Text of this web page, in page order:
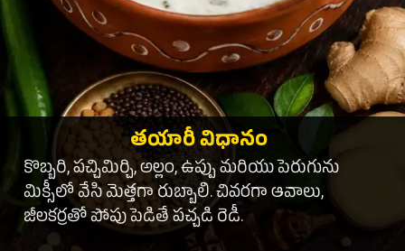
కొబ్బరి, పచ్చిమిర్చి, అల్లం, ఉప్పు మరియు పెరుగును
మిక్సీలో వేసి మెత్తగా రుబ్బాలి. చివరగా ఆవాలు,
జీలకర్రతో పోపు పెడితే పచ్చడి రెడీ.
తయారీ విధానం